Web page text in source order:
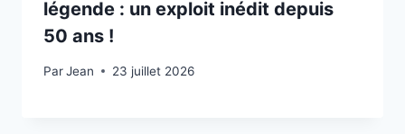
légende : un exploit inédit depuis
50 ans !
ParJean
23 juillet 202623 juillet 2026